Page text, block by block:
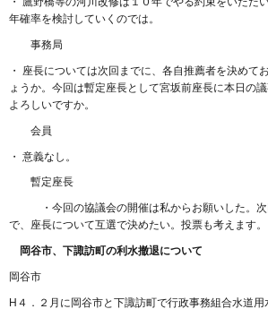
年確率を検討していくのでは。
事務局
・ 座長については次回までに、各自推薦者を決めて
ょうか。今回は暫定座長として宮坂前座長に本日の
よろしいですか。
会員
・ 意義なし。
暫定座長
・今回の協議会の開催は私からお願いした。次
で、座長について互選で決めたい。投票も考えます。
岡谷市、下諏訪町の利水撤退について
岡谷市
H４．２月に岡谷市と下諏訪町で行政事務組合水道